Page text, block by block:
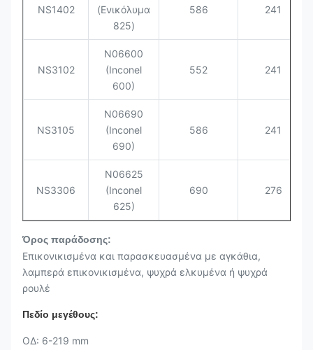
NS1402
(Ενικόλυμα
825)
586 241
NS3102
N06600
(Inconel
600)
552 241
NS3105
N06690
(Inconel
690)
586 241
NS3306
N06625
(Inconel
625)
690 276
Όρος παράδοσης:
Επικονικισμένα και παρασκευασμένα με αγκάθια,
λαμπερά επικονικισμένα, ψυχρά ελκυμένα ή ψυχρά
ρουλέ
Πεδίο μεγέθους:
ΟΔ: 6-219 mm